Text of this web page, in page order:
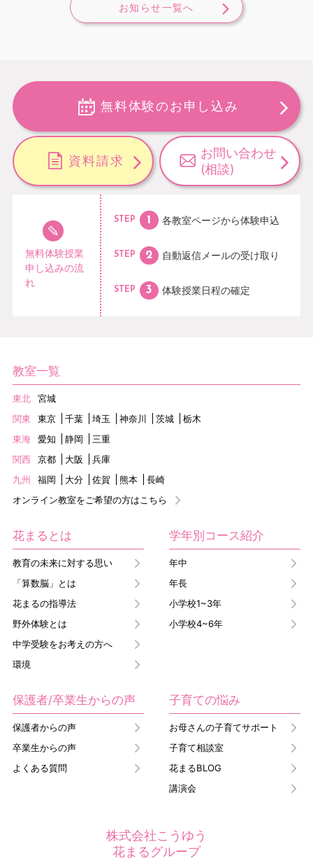
お知らせ一覧へ
無料体験のお申し込み
資料請求
お問い合わせ
(相談)
無料体験授業
申し込みの流
れ
STEP 各教室ページから体験申込
STEP 自動返信メールの受け取り
STEP 体験授業日程の確定
教室一覧
東北
宮城
関東
東京 千葉 埼玉 神奈川 茨城
栃木
東海
愛知 静岡
三重
関西
京都 大阪
兵庫
九州
福岡 大分 佐賀 熊本
長崎
オンライン教室をご希望の方はこちら
花まるとは
教育の未来に対する思い
「算数脳」とは
花まるの指導法
野外体験とは
中学受験をお考えの方へ
環境
学年別コース紹介
年中
年長
小学校1~3年
小学校4~6年
保護者/卒業生からの声
保護者からの声
卒業生からの声
よくある質問
子育ての悩み
お母さんの子育てサポート
子育て相談室
花まるBLOG
講演会
株式会社こうゆう
花まるグループ